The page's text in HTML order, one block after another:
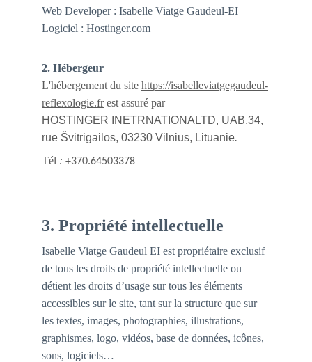
Web Developer : Isabelle Viatge Gaudeul-EI
Logiciel : Hostinger.com
2. Hébergeur
L'hébergement du site https://isabelleviatgegaudeul-
reflexologie.fr est assuré par
HOSTINGER INETRNATIONALTD, UAB,34,
rue Švitrigailos, 03230 Vilnius, Lituanie.
Tél : +370.64503378
3. Propriété intellectuelle
Isabelle Viatge Gaudeul EI est propriétaire exclusif
de tous les droits de propriété intellectuelle ou
détient les droits d’usage sur tous les éléments
accessibles sur le site, tant sur la structure que sur
les textes, images, photographies, illustrations,
graphismes, logo, vidéos, base de données, icônes,
sons, logiciels…